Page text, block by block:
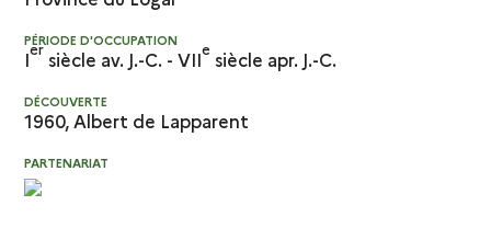
PÉRIODE D'OCCUPATION
Ier siècle av. J.-C. - VIIe siècle apr. J.-C.
DÉCOUVERTE
1960,Albert de Lapparent
PARTENARIAT